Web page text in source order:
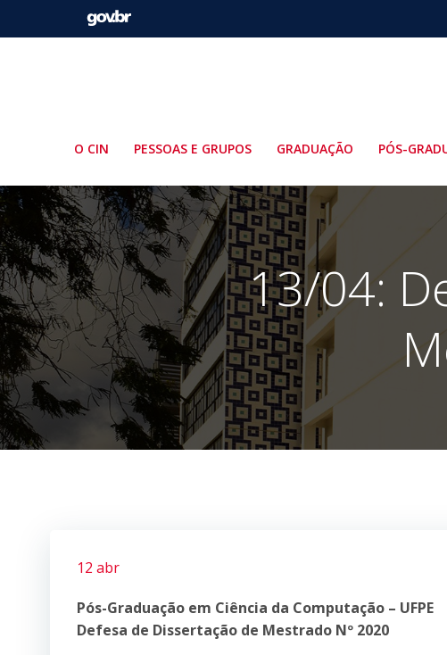
O CIN PESSOAS E GRUPOS GRADUAÇÃO PÓS-
13/04:
12 abr
Pós-Graduação em Ciência da Computação – UFPE
Defesa de Dissertação de Mestrado Nº 2020